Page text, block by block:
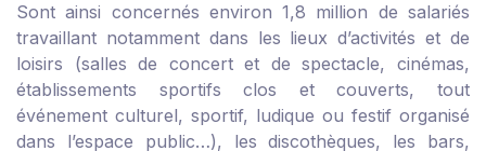
Sont ainsi concernés environ 1,8 million de salariés
travaillant notamment dans les lieux d’activités et de
loisirs (salles de concert et de spectacle, cinémas,
établissements sportifs clos et couverts, tout
événement culturel, sportif, ludique ou festif organisé
dans l’espace public…), les discothèques, les bars,